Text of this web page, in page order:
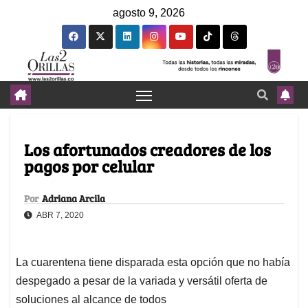
agosto 9, 2026
Los afortunados creadores de los
pagos por celular
Por Adriana Arcila
ABR 7, 2020
La cuarentena tiene disparada esta opción que no había
despegado a pesar de la variada y versátil oferta de
soluciones al alcance de todos